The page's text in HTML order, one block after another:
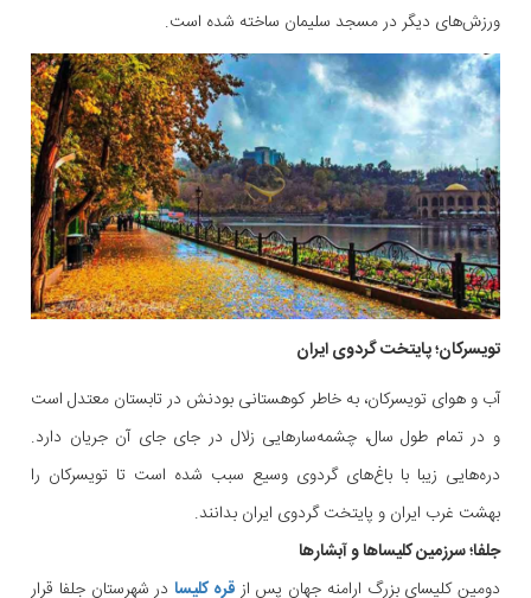
ورزش‌های دیگر در مسجد سلیمان ساخته شده است.
تویسرکان؛ پایتخت گردوی ایران
آب و هوای تویسرکان، به خاطر کوهستانی بودنش در تابستان معتدل است
و در تمام طول سال، چشمه‌سارهایی زلال در جای جای آن جریان دارد.
دره‌هایی زیبا با باغ‌های گردوی وسیع سبب شده است تا تویسرکان را
بهشت غرب ایران و پایتخت گردوی ایران بدانند.
جلفا؛ سرزمین کلیساها و آبشارها
دومین کلیسای بزرگ ارامنه جهان پس از قره کلیسا در شهرستان جلفا قرار